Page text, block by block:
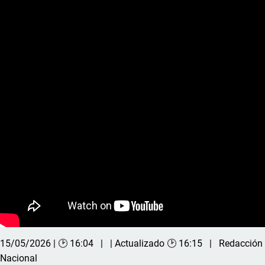
15/05/2026 | 🕑 16:04 | Actualizado 🕑 16:15
Redacción
Nacional